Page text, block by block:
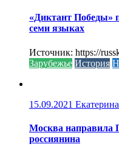
«Диктант Победы»
семи языках
Источник: https://
Зарубежье История
15.09.2021
Москва направила
россиянина